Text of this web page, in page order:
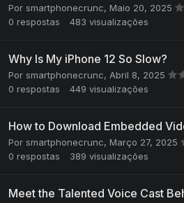
Por smartphonecrunc, Maio 20, 2025
0 respostas 483 visualizações
Why Is My iPhone 12 So Slow?
Por smartphonecrunc, Abril 8, 2025
0 respostas 449 visualizações
How to Download Embedded
Por smartphonecrunc, Março 27, 2025
0 respostas 389 visualizações
Meet the Talented Voice Cast